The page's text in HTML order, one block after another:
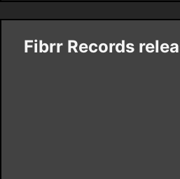
Fibrr Records